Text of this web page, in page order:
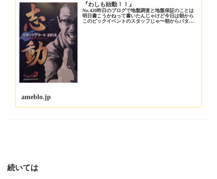
『わしも始動！！』
No.420昨日のブログで地盤調査と地盤保証のことは
明日書こうかねって書いたんじゃけど今日は朝から
このビックイベントのスタッフじゃ〜朝からバタバ
ameblo.jp
続いては